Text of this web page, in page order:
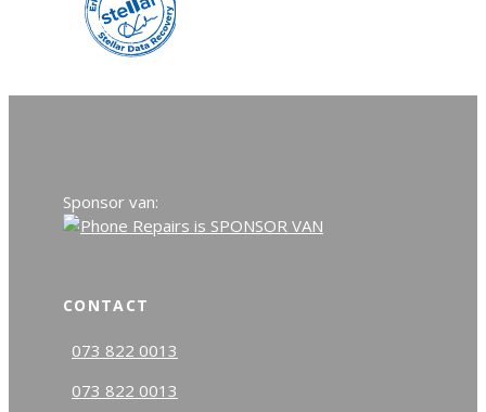
Sponsor van:
CONTACT
073 822 0013
073 822 0013